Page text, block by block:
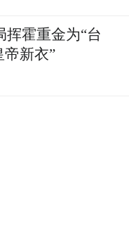
挥霍重金为“台
帝新衣”